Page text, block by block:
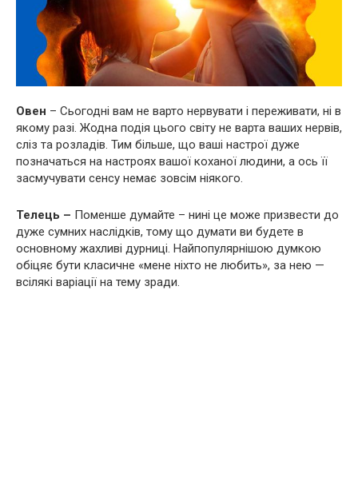
Овен – Сьогодні вам не варто нервувати і переживати, ні в
якому разі. Жодна подія цього світу не варта ваших нервів,
сліз та розладів. Тим більше, що ваші настрої дуже
позначаться на настроях вашої коханої людини, а ось її
засмучувати сенсу немає зовсім ніякого.
Телець – Поменше думайте – нині це може призвести до
дуже сумних наслідків, тому що думати ви будете в
основному жахливі дурниці. Найпопулярнішою думкою
обіцяє бути класичне «мене ніхто не любить», за нею —
всілякі варіації на тему зради.